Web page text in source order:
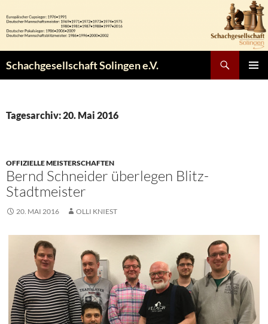
Inhalt
springen
Schachgesellschaft Solingen e.V.
Tagesarchiv: 20. Mai 2016
OFFIZIELLE MEISTERSCHAFTEN
Bernd Schneider überlegen Blitz-
Stadtmeister
20. MAI 2016 OLLI KNIEST